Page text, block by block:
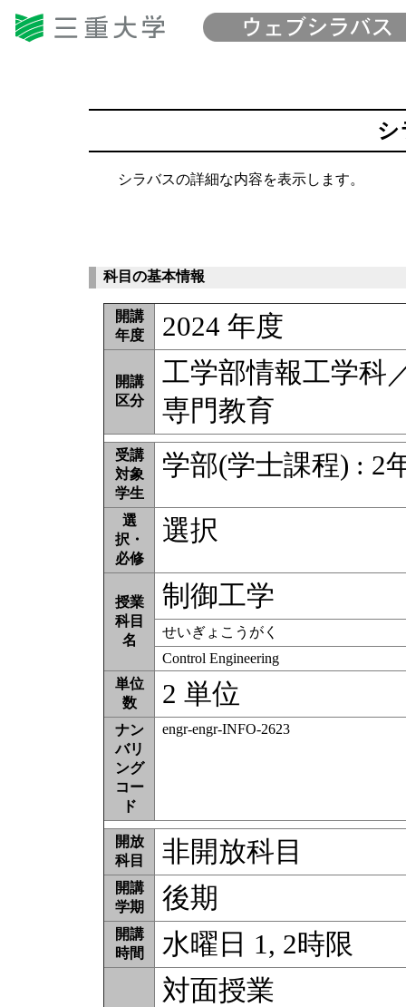
シ
シラバスの詳細な内容を表示します。
科目の基本情報
開講
年度
2024 年度
開講
区分
工学部情報工学科
専門教育
受講
対象
学生
学部(学士課程) : 2
選
択・
必修
選択
授業
科目
名
制御工学
せいぎょこうがく
Control Engineering
単位
数
2 単位
ナン
バリ
ング
コー
ド
engr-engr-INFO-2623
開放
科目
非開放科目
開講
学期
後期
開講
時間
水曜日 1, 2時限
対面授業